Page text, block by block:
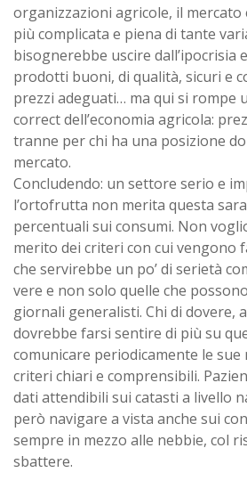
organizzazioni agricole, il mercato
più complicata e piena di tante
bisognerebbe uscire dall’ipocrisia
prodotti buoni, di qualità, sicuri e
prezzi adeguati… ma qui si rompe
correct dell’economia agricola:
tranne per chi ha una posizione
mercato.
Concludendo: un settore serio e
l’ortofrutta non merita questa
percentuali sui consumi. Non
merito dei criteri con cui vengono
che servirebbe un po’ di serietà
vere e non solo quelle che
giornali generalisti. Chi di dovere,
dovrebbe farsi sentire di più su
comunicare periodicamente le sue
criteri chiari e comprensibili.
dati attendibili sui catasti a livello
però navigare a vista anche sui
sempre in mezzo alle nebbie, col
sbattere.